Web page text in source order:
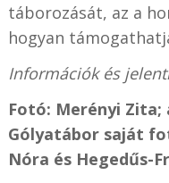
táborozását, az a
hogyan
Információk és
Fotó: Merényi Zita;
Gólyatábor saját
Nóra és Hegedűs-